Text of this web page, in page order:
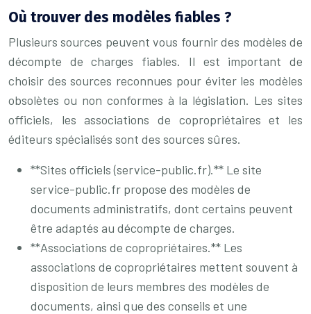
Où trouver des modèles fiables ?
Plusieurs sources peuvent vous fournir des modèles de
décompte de charges fiables. Il est important de
choisir des sources reconnues pour éviter les modèles
obsolètes ou non conformes à la législation. Les sites
officiels, les associations de copropriétaires et les
éditeurs spécialisés sont des sources sûres.
**Sites officiels (service-public.fr).** Le site
service-public.fr propose des modèles de
documents administratifs, dont certains peuvent
être adaptés au décompte de charges.
**Associations de copropriétaires.** Les
associations de copropriétaires mettent souvent à
disposition de leurs membres des modèles de
documents, ainsi que des conseils et une